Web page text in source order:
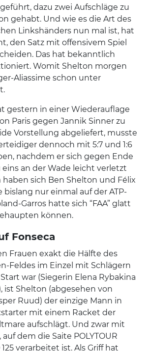
dazu zwei Aufschläge zu
gehabt. Und wie es die Art des
Linkshänders nun mal ist, hat
den Satz mit offensivem Spiel
Das hat bekanntlich
Womit Shelton morgen
Aliassime schon unter
gestern in einer Wiederauflage
Paris gegen Jannik Sinner zu
Vorstellung abgeliefert, musste
dennoch mit 5:7 und 1:6
nachdem er sich gegen Ende
an der Wade leicht verletzt
haben sich Ben Shelton und Félix
bislang nur einmal auf der ATP-
Garros hatte sich “FAA” glatt
können.
Fonseca
Frauen exakt die Hälfte des
Feldes im Einzel mit Schlägern
war (Siegerin Elena Rybakina
ist Shelton (abgesehen von
Ruud) der einzige Mann in
mit einem Racket der
aufschlägt. Und zwar mit
dem die Saite POLYTOUR
125 verarbeitet ist. Als Griff hat